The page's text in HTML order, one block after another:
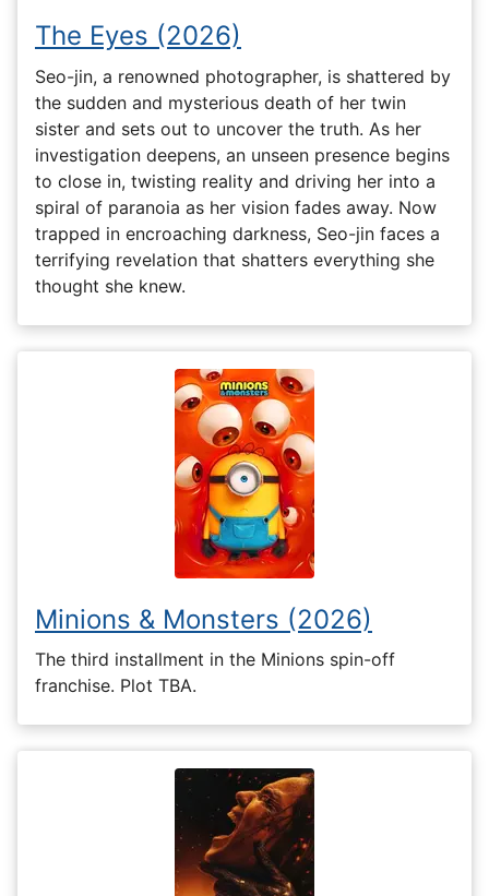
The Eyes (2026)
Seo-jin, a renowned photographer, is shattered by
the sudden and mysterious death of her twin
sister and sets out to uncover the truth. As her
investigation deepens, an unseen presence begins
to close in, twisting reality and driving her into a
spiral of paranoia as her vision fades away. Now
trapped in encroaching darkness, Seo-jin faces a
terrifying revelation that shatters everything she
thought she knew.
Minions & Monsters (2026)
The third installment in the Minions spin-off
franchise. Plot TBA.